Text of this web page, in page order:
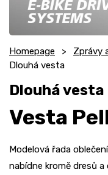
Homepage Zprávy
Dlouhá vesta
Dlouhá vesta
Vesta
Modelová řada
nabídne kromě dresů